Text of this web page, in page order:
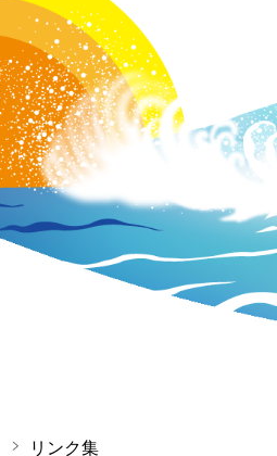
リンク集